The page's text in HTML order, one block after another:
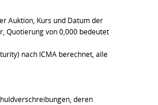
Auktion, Kurs und Datum der
Quotierung von 0,000 bedeutet
nach ICMA berechnet, alle
deren